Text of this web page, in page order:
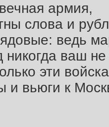
армия,
слова и
ведь
никогда ваш не
эти
и вьюги к